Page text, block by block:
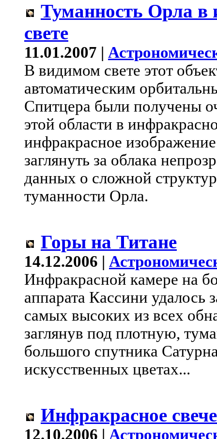
Туманность Орла в
свете
11.01.2007 |
В видимом свете этот
автоматическим
Спитцера были получены
этой области в
инфракрасное
заглянуть за облака
данных о сложной
туманности Орла.
Горы на Титане
14.12.2006 |
Инфракрасной камере на
аппарата Кассини удалось
самых высоких из всех
заглянув под плотную,
большого спутника
искусственных цветах...
Инфракрасное
12.10.2006 |